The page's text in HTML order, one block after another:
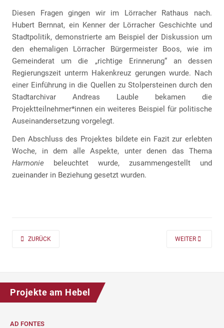
Diesen Fragen gingen wir im Lörracher Rathaus nach.
Hubert Bernnat, ein Kenner der Lörracher Geschichte und
Stadtpolitik, demonstrierte am Beispiel der Diskussion um
den ehemaligen Lörracher Bürgermeister Boos, wie im
Gemeinderat um die „richtige Erinnerung“ an dessen
Regierungszeit unterm Hakenkreuz gerungen wurde. Nach
einer Einführung in die Quellen zu Stolpersteinen durch den
Stadtarchivar Andreas Lauble bekamen die
Projektteilnehmer*innen ein weiteres Beispiel für politische
Auseinandersetzung vorgelegt.
Den Abschluss des Projektes bildete ein Fazit zur erlebten
Woche, in dem alle Aspekte, unter denen das Thema
Harmonie beleuchtet wurde, zusammengestellt und
zueinander in Beziehung gesetzt wurden.
PREVIOUS ARTICLE: AD FONTES 2019/20 „MASS“ FÜR DIE KLASSEN 7
ZURÜCK NEXT ARTICLE:
WEITER
Projekte am Hebel
AD FONTES